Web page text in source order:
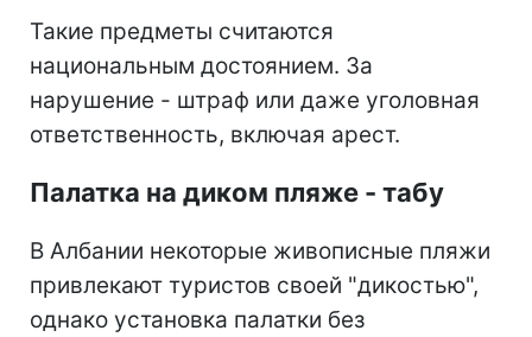
Такие предметы считаются
национальным достоянием. За
нарушение - штраф или даже уголовная
ответственность, включая арест.
Палатка на диком пляже - табу
В Албании некоторые живописные пляжи
привлекают туристов своей "дикостью",
однако установка палатки без